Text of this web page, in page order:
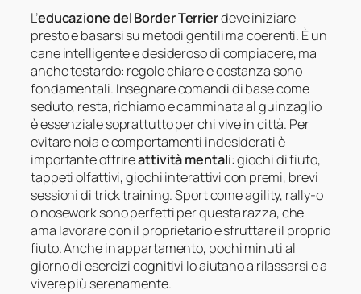
L’educazione del Border Terrierdeve iniziare
presto e basarsi su metodi gentili ma coerenti. È un
cane intelligente e desideroso di compiacere, ma
anche testardo: regole chiare e costanza sono
fondamentali. Insegnare comandi di base come
seduto, resta, richiamo e camminata al guinzaglio
è essenziale soprattutto per chi vive in città. Per
evitare noia e comportamenti indesiderati è
importante offrireattività mentali: giochi di fiuto,
tappeti olfattivi, giochi interattivi con premi, brevi
sessioni di trick training. Sport come agility, rally-o
o nosework sono perfetti per questa razza, che
ama lavorare con il proprietario e sfruttare il proprio
fiuto. Anche in appartamento, pochi minuti al
giorno di esercizi cognitivi lo aiutano a rilassarsi e a
vivere più serenamente.